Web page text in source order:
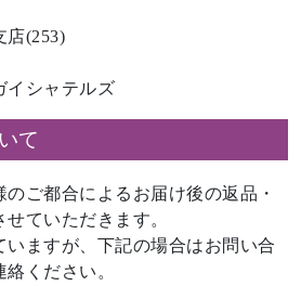
(253)
イシャテルズ
て
ご都合によるお届け後の返品・
ていただきます。
ますが、下記の場合はお問い合
ください。